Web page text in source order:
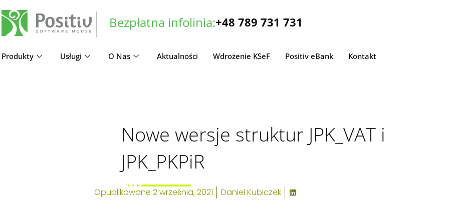
Bezpłatna infolinia:+48 789 731 731
Produkty Usługi O Nas Aktualności Wdrożenie KSeF Positiv eBank Kontakt
Nowe wersje struktur JPK_VAT i JPK_PKPiR
Nowe wersje struktur JPK_VAT i
JPK_PKPiR
Opublikowane 2 września, 2021 Daniel Kubiczek